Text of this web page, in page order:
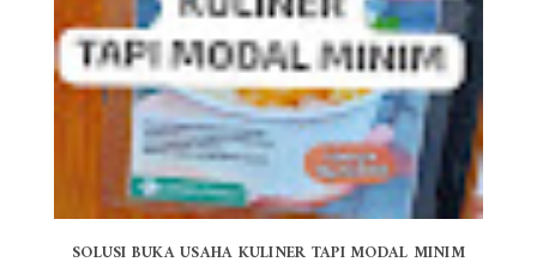
SOLUSI BUKA USAHA KULINER TAPI MODAL MINIM